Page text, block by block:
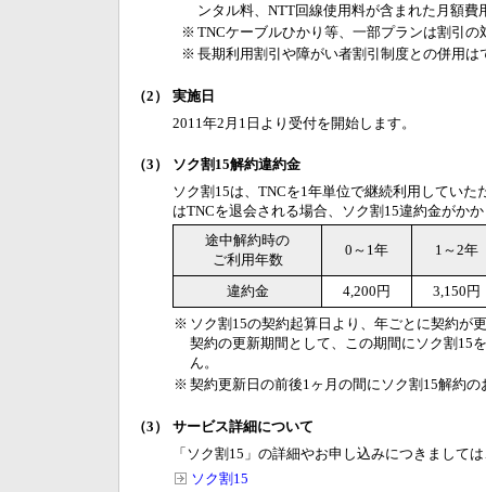
ンタル料、NTT回線使用料が含まれた月額費
※ TNCケーブルひかり等、一部プランは割引の
※ 長期利用割引や障がい者割引制度との併用は
（2）
実施日
2011年2月1日より受付を開始します。
（3）
ソク割15解約違約金
ソク割15は、TNCを1年単位で継続利用してい
はTNCを退会される場合、ソク割15違約金がか
途中解約時の
ご利用年数
0～1年 1～2年
違約金 4,200円
3,150円
※ ソク割15の契約起算日より、年ごとに契約が
契約の更新期間として、この期間にソク割15
ん。
※ 契約更新日の前後1ヶ月の間にソク割15解約
（3）
サービス詳細について
「ソク割15」の詳細やお申し込みにつきまして
ソク割15